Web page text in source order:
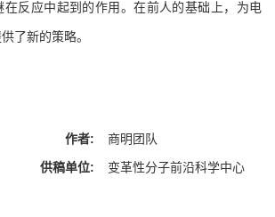
在反应中起到的作用。在前人的基础上，为电
了新的策略。
作者:
商明团队
供稿单位:
变革性分子前沿科学中心